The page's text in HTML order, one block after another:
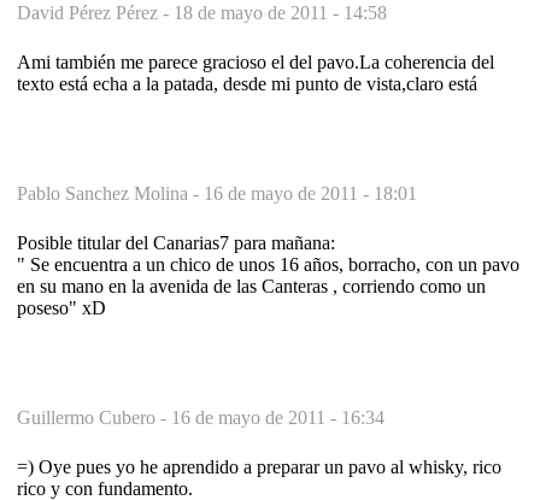
David Pérez Pérez - 18 de mayo de 2011 - 14:58
Ami también me parece gracioso el del pavo.La coherencia del
texto está echa a la patada, desde mi punto de vista,claro está
Pablo Sanchez Molina - 16 de mayo de 2011 - 18:01
Posible titular del Canarias7 para mañana:
" Se encuentra a un chico de unos 16 años, borracho, con un pavo
en su mano en la avenida de las Canteras , corriendo como un
poseso" xD
Guillermo Cubero - 16 de mayo de 2011 - 16:34
=) Oye pues yo he aprendido a preparar un pavo al whisky, rico
rico y con fundamento.